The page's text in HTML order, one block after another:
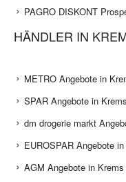
PAGRO DISKONT
HÄNDLER IN
METRO Angebote in
SPAR Angebote in
dm drogerie markt
EUROSPAR Angebote
AGM Angebote in